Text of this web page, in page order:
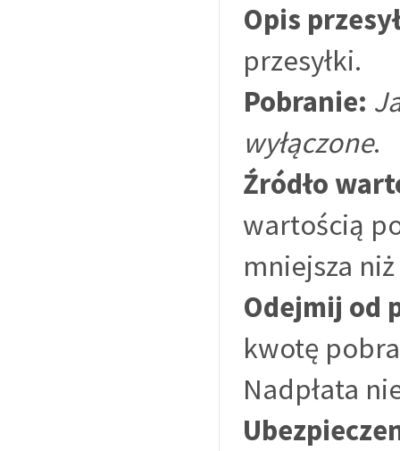
Opis
przesyłki.
Pobranie:
wyłączone.
Źródło
wartością
mniejsza niż
Odejmij od
kwotę
Nadpłata